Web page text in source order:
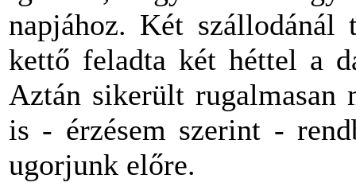
napjához. Két
kettő feladta két héttel a
Aztán sikerült rugalmasan
is - érzésem szerint -
ugorjunk előre.